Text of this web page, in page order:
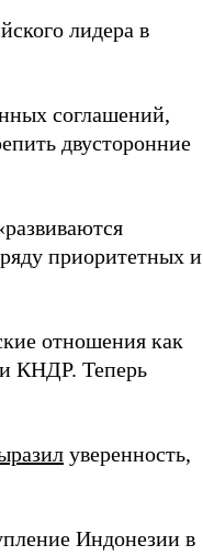
лидера в
соглашений,
двусторонние
приоритетных и
отношения как
и КНДР. Теперь
уверенность,
Индонезии в